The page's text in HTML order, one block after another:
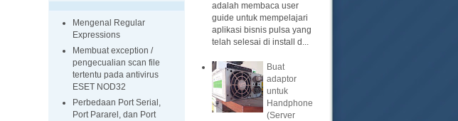
Mengenal Regular
Expressions
Membuat exception /
pengecualian scan file
tertentu pada antivirus
ESET NOD32
Perbedaan Port Serial,
Port Pararel, dan Port
adalah membaca user
guide untuk mempelajari
aplikasi bisnis pulsa yang
telah selesai di install d...
Buat
adaptor
untuk
Handphone
(Server